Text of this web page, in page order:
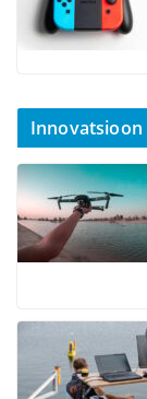
Innovatsioon